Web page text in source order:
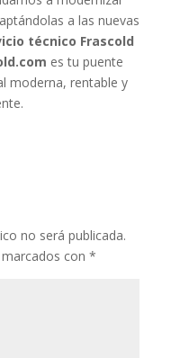
a las nuevas
técnico Frascold
es tu puente
moderna, rentable y
no será publicada.
con *